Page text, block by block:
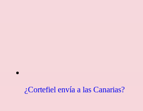
¿Cortefiel envía a las Canarias?